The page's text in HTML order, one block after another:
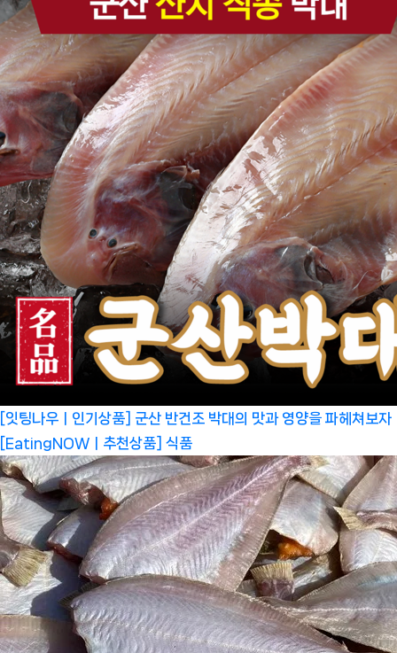
[잇팅나우ㅣ인기상품] 군산 반건조 박대의 맛과 영양을 파헤쳐보자
[EatingNOWㅣ추천상품] 식품